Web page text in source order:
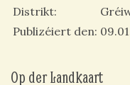
Distrikt
Publizéiert den
Op der Landkaart